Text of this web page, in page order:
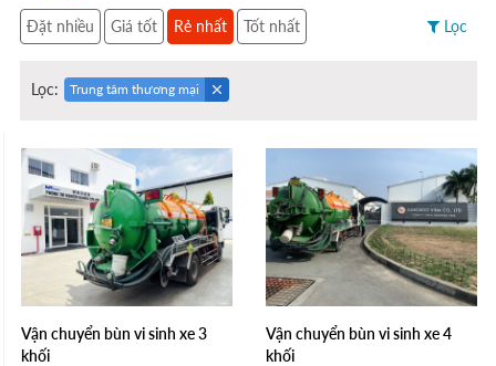
Đặt nhiều Giá tốt Rẻ nhất Tốt nhất Lọc
Lọc: Trung tâm thương mại
Vận chuyển bùn vi sinh xe 3
khối
Vận chuyển bùn vi sinh xe 4
khối